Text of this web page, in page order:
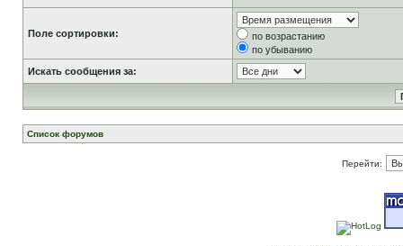
Поле сортировки:
по возрастанию
по убыванию
Искать сообщения за:
Список форумов
Перейти: